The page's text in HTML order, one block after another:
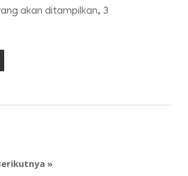
akan ditampilkan, 3
»